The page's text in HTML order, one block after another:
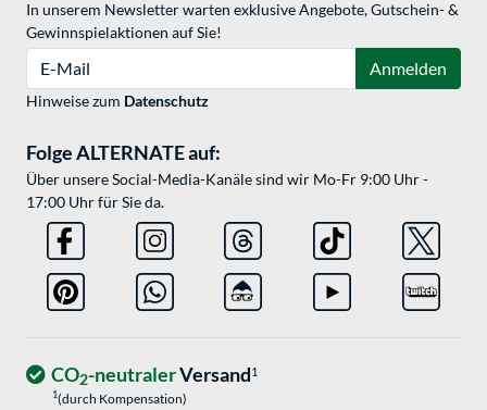
In unserem Newsletter warten exklusive Angebote, Gutschein- &
Gewinnspielaktionen auf Sie!
Anmelden
Hinweise zum Datenschutz
Folge ALTERNATE auf:
Über unsere Social-Media-Kanäle sind wir Mo-Fr 9:00 Uhr -
17:00 Uhr für Sie da.
CO2-neutralerVersand1
1(durch Kompensation)